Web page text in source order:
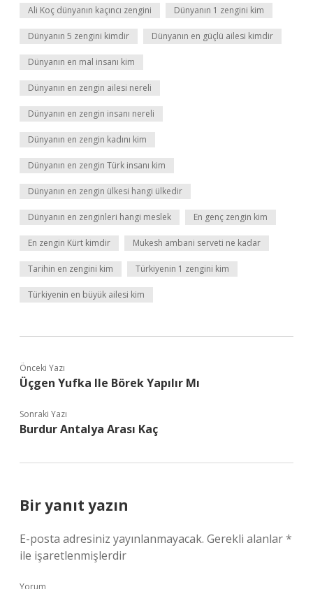
Ali Koç dünyanın kaçıncı zengini Dünyanın 1 zengini kim
Dünyanın 5 zengini kimdir Dünyanın en güçlü ailesi kimdir
Dünyanın en mal insanı kim
Dünyanın en zengin ailesi nereli
Dünyanın en zengin insanı nereli
Dünyanın en zengin kadını kim
Dünyanın en zengin Türk insanı kim
Dünyanın en zengin ülkesi hangi ülkedir
Dünyanın en zenginleri hangi meslek En genç zengin kim
En zengin Kürt kimdir Mukesh ambani serveti ne kadar
Tarihin en zengini kim Türkiyenin 1 zengini kim
Türkiyenin en büyük ailesi kim
Önceki Yazı
Üçgen Yufka Ile Börek Yapılır Mı
Sonraki Yazı
Burdur Antalya Arası Kaç
Bir yanıt yazın
E-posta adresiniz yayınlanmayacak. Gerekli alanlar*
ile işaretlenmişlerdir
Yorum